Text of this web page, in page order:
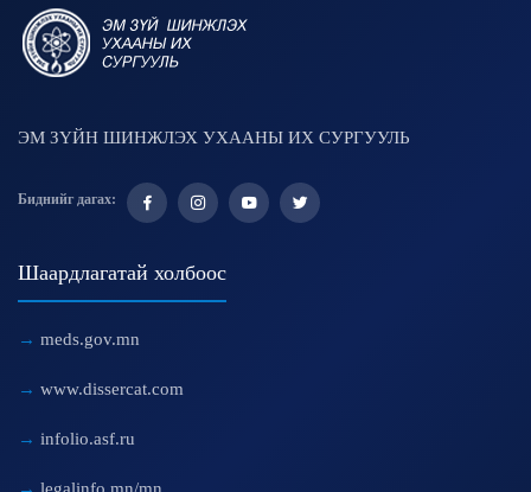
ЭМ ЗҮЙН ШИНЖЛЭХ УХААНЫ ИХ СУРГУУЛЬ
Биднийг дагах:
Шаардлагатай холбоос
meds.gov.mn
www.dissercat.com
infolio.asf.ru